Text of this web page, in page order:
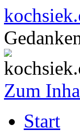
Zum
Start